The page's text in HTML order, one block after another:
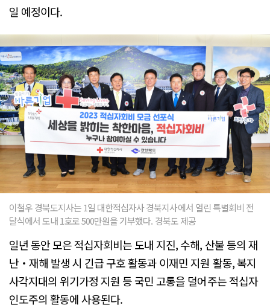
일 예정이다.
이철우 경북도지사는 1일 대한적십자사 경북지사에서 열린 특별회비 전
달식에서 도내 1호로 500만원을 기부했다. 경북도 제공
일년 동안 모은 적십자회비는 도내 지진, 수해, 산불 등의 재
난‧재해 발생 시 긴급 구호 활동과 이재민 지원 활동, 복지
사각지대의 위기가정 지원 등 국민 고통을 덜어주는 적십자
인도주의 활동에 사용된다.